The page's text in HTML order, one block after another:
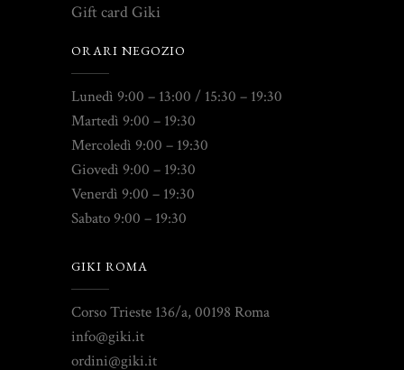
Gift card Giki
ORARI NEGOZIO
Lunedì 9:00 – 13:00 / 15:30 – 19:30
Martedì 9:00 – 19:30
Mercoledì 9:00 – 19:30
Giovedì 9:00 – 19:30
Venerdì 9:00 – 19:30
Sabato 9:00 – 19:30
GIKI ROMA
Corso Trieste 136/a, 00198 Roma
info@giki.it
ordini@giki.it